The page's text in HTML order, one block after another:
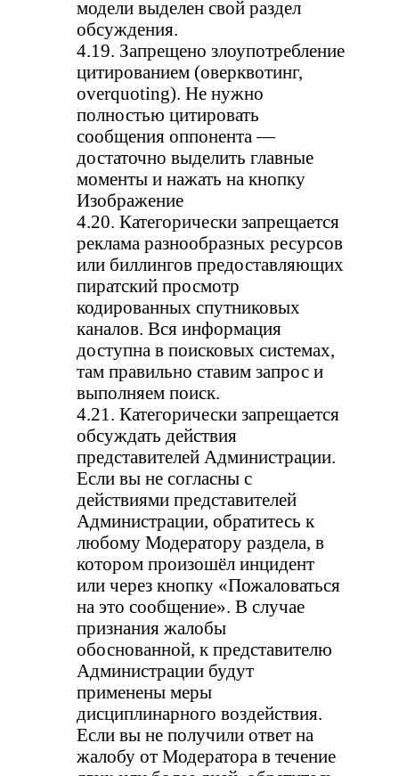
модели выделен свой раздел
обсуждения.
4.19. Запрещено злоупотребление
цитированием (оверквотинг,
overquoting). Не нужно
полностью цитировать
сообщения оппонента —
достаточно выделить главные
моменты и нажать на кнопку
Изображение
4.20. Категорически запрещается
реклама разнообразных ресурсов
или биллингов предоставляющих
пиратский просмотр
кодированных спутниковых
каналов. Вся информация
доступна в поисковых системах,
там правильно ставим запрос и
выполняем поиск.
4.21. Категорически запрещается
обсуждать действия
представителей Администрации.
Если вы не согласны с
действиями представителей
Администрации, обратитесь к
любому Модератору раздела, в
котором произошёл инцидент
или через кнопку «Пожаловаться
на это сообщение». В случае
признания жалобы
обоснованной, к представителю
Администрации будут
применены меры
дисциплинарного воздействия.
Если вы не получили ответ на
жалобу от Модератора в течение